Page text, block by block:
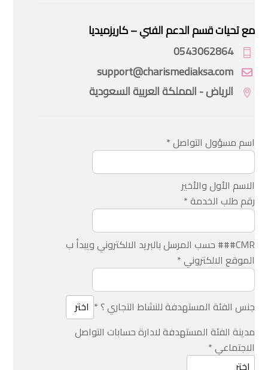
مع تحيات قسم الدعم الفني – كاريزميديا
0543062864
support@charismediaksa.com
الرياض - المملكة العربية السعودية
اسم مسؤول التواصل*
الاسم الأول والأخير
رقم طلب الخدمة*
CMR### حسب المرسل بالبريد الالكتروني ويبدأ ب
الموقع الالكتروني*
جنس الفئة المستهدفة للنشاط التجاري ؟*
مدينة الفئة المستهدفة لادارة حسابات التواصل
الاجتماعي*